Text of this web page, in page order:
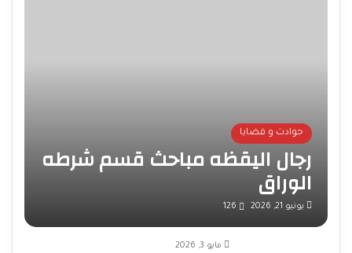
حوادث و قضايا
رجال اليقظه مباحث قسم شرطه
الوراق
يونيو 21, 2026 126
مايو 3, 2026